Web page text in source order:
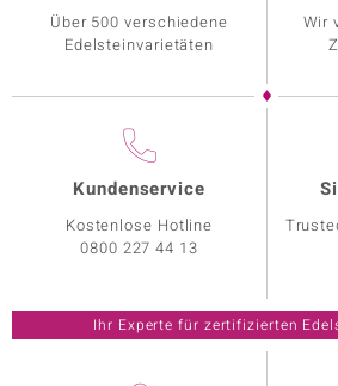
Über 500 verschiedene
Edelsteinvarietäten
Wir
Kundenservice
Kostenlose Hotline
0800 227 44 13
Ihr Experte für zertifizierten